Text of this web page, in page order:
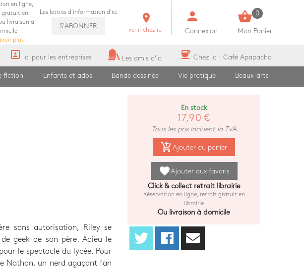
en ligne,
gratuit en
livraison à
plus
Les lettres d'information d'ici
S'ABONNER
room
venir chez ici
person
Connexion
shopping_basket 0
Mon Panier
portrait ici pour les entreprises Les amis d'ici coffee Chez ici : Café Apapacho
fiction Enfants et ados Bande dessinée Vie pratique Beaux-arts
sans autorisation, Riley se
geek de son père. Adieu le
le spectacle du lycée. Pour
Nathan, un nerd agaçant fan
En stock
17,90 €
Tous les prix incluent la TVA
add_shopping_cart Ajouter au panier
favorite Ajouter aux favoris
Click & collect retrait librairie
Réservation en ligne, retrait gratuit en
librairie
Ou livraison à domicile